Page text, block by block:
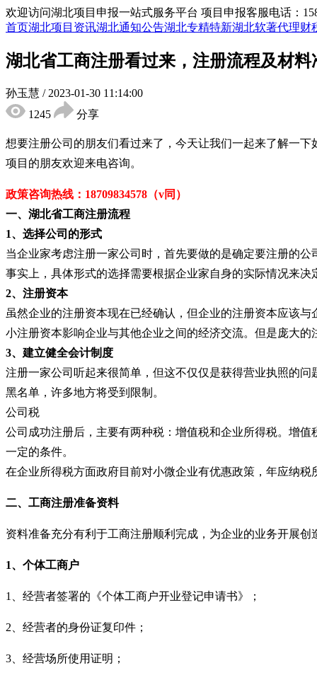
欢迎访问湖北项目申报一站式服务平台 项目申报客服电话：
首页湖北项目资讯湖北通知公告湖北专精特新湖北软著代理财
湖北省工商注册看过来，注册流程及材料
孙玉慧 / 2023-01-30 11:14:00
1245
分享
想要注册公司的朋友们看过来了，今天让我们一起来了解一
项目的朋友欢迎来电咨询。
政策咨询热线： 18709834578（v同）
一、湖北省工商注册流程
1、 选择公司的形式
当企业家考虑注册一家公司时，首先要做的是确定要注册的公
事实上，具体形式的选择需要根据企业家自身的实际情况来决
2、 注册资本
虽然企业的注册资本现在已经确认，但企业的注册资本应该
小注册资本影响企业与其他企业之间的经济交流。但是庞大
3、 建立健全会计制度
注册一家公司听起来很简单，但这不仅仅是获得营业执照的
黑名单，许多地方将受到限制。
公司税
公司成功注册后，主要有两种税：增值税和企业所得税。增值
一定的条件。
在企业所得税方面政府目前对小微企业有优惠政策，年应纳税
二、工商注册准备资料
资料准备充分有利于工商注册顺利完成，为企业的业务开展创
1、个体工商户
1、经营者签署的《个体工商户开业登记申请书》；
2、经营者的身份证复印件；
3、经营场所使用证明；